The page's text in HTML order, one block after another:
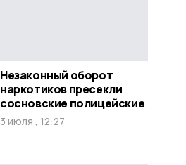
Незаконный оборот
наркотиков пресекли
сосновские полицейские
3 июля , 12:27